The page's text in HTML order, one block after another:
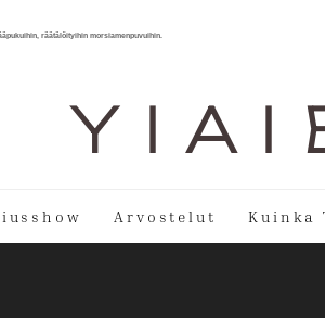
räätälöityihin morsiamenpuvuihin.
Y I A I
Arvostelut Kuinka